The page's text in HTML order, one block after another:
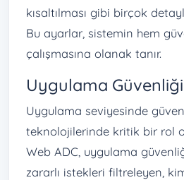
kısaltılması gibi birçok
Bu ayarlar, sistemin hem
çalışmasına olanak tanır.
Uygulama Güvenliği
Uygulama seviyesinde
teknolojilerinde kritik bir rol
Web ADC, uygulama
zararlı istekleri filtreleyen,